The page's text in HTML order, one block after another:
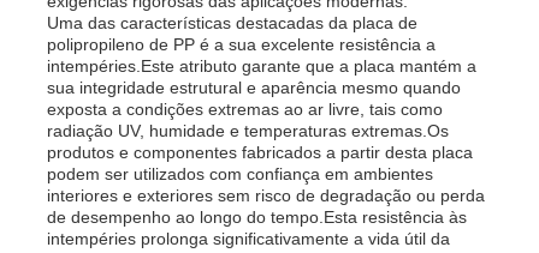
Uma das características destacadas da placa de
polipropileno de PP é a sua excelente resistência a
intempéries.Este atributo garante que a placa mantém a
sua integridade estrutural e aparência mesmo quando
exposta a condições extremas ao ar livre, tais como
radiação UV, humidade e temperaturas extremas.Os
produtos e componentes fabricados a partir desta placa
podem ser utilizados com confiança em ambientes
interiores e exteriores sem risco de degradação ou perda
de desempenho ao longo do tempo.Esta resistência às
intempéries prolonga significativamente a vida útil da